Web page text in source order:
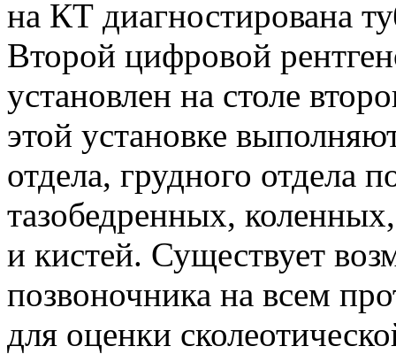
на КТ диагностирована
Второй цифровой
установлен на столе
этой установке
отдела, грудного отдела
тазобедренных,
и кистей. Существует
позвоночника на всем
для оценки